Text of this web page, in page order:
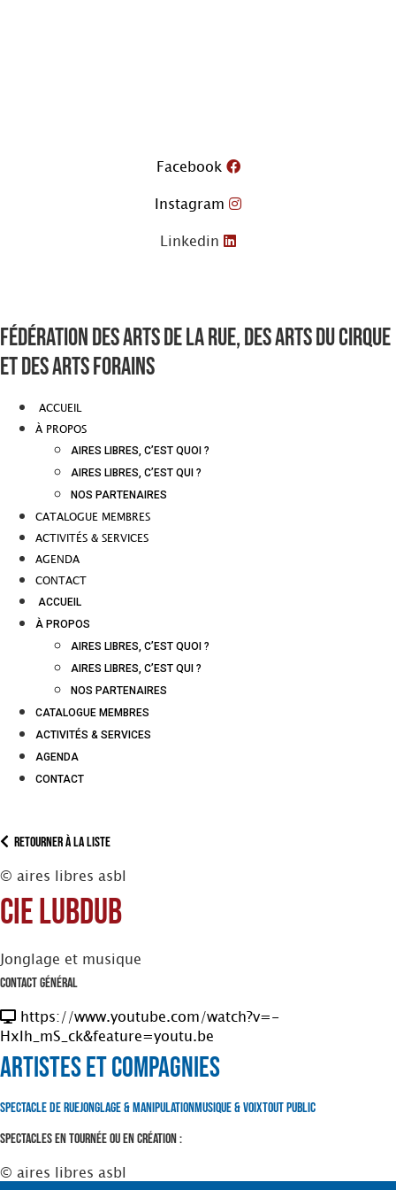
Facebook
Instagram
Linkedin
Fédération des arts de la rue, des arts du cirque
et des arts forains
ACCUEIL
À PROPOS
AIRES LIBRES, C’EST QUOI ?
AIRES LIBRES, C’EST QUI ?
NOS PARTENAIRES
CATALOGUE MEMBRES
ACTIVITÉS & SERVICES
AGENDA
CONTACT
ACCUEIL
À PROPOS
AIRES LIBRES, C’EST QUOI ?
AIRES LIBRES, C’EST QUI ?
NOS PARTENAIRES
CATALOGUE MEMBRES
ACTIVITÉS & SERVICES
AGENDA
CONTACT
Retourner à la liste
© aires libres asbl
Cie Lubdub
Jonglage et musique
Contact Général
https://www.youtube.com/watch?v=-
HxIh_mS_ck&feature=youtu.be
Artistes et Compagnies
Spectacle de RueJonglage & ManipulationMusique & VoixTout Public
Spectacles en tournée ou en création :
© aires libres asbl